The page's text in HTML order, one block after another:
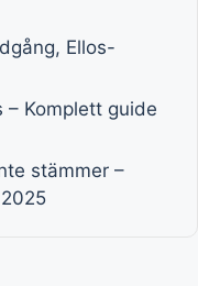
Ellos-
– Komplett guide
stämmer –